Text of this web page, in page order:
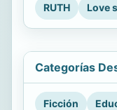
RUTH
Love
Categorías
Ficción